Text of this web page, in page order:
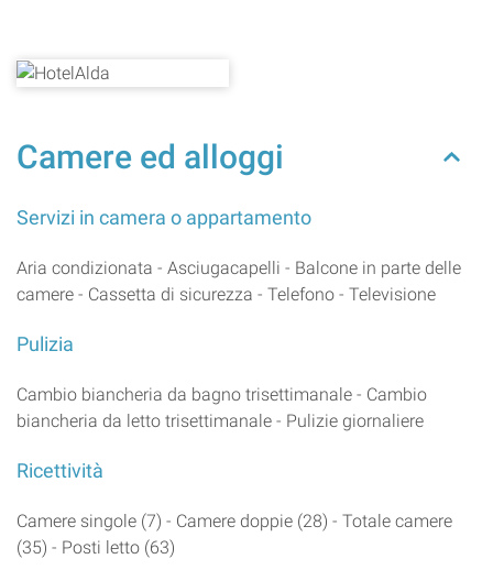
Camere ed alloggi
Servizi in camera o appartamento
Aria condizionata - Asciugacapelli - Balcone in parte delle
camere - Cassetta di sicurezza - Telefono - Televisione
Pulizia
Cambio biancheria da bagno trisettimanale - Cambio
biancheria da letto trisettimanale - Pulizie giornaliere
Ricettività
Camere singole (7) - Camere doppie (28) - Totale camere
(35) - Posti letto (63)